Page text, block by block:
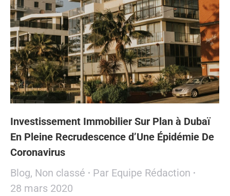
Investissement Immobilier Sur Plan à Dubaï
En Pleine Recrudescence d’Une Épidémie De
Coronavirus
Blog, Non classé Par Equipe Rédaction
28 mars 2020